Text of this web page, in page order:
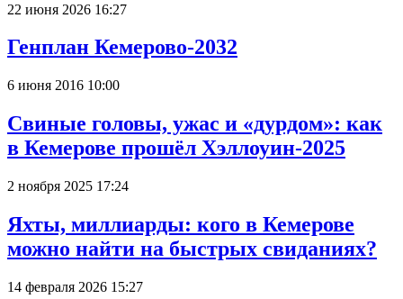
22 июня 2026 16:27
Генплан Кемерово-2032
6 июня 2016 10:00
Свиные головы, ужас и «дурдом»: как
в Кемерове прошёл Хэллоуин-2025
2 ноября 2025 17:24
Яхты, миллиарды: кого в Кемерове
можно найти на быстрых свиданиях?
14 февраля 2026 15:27